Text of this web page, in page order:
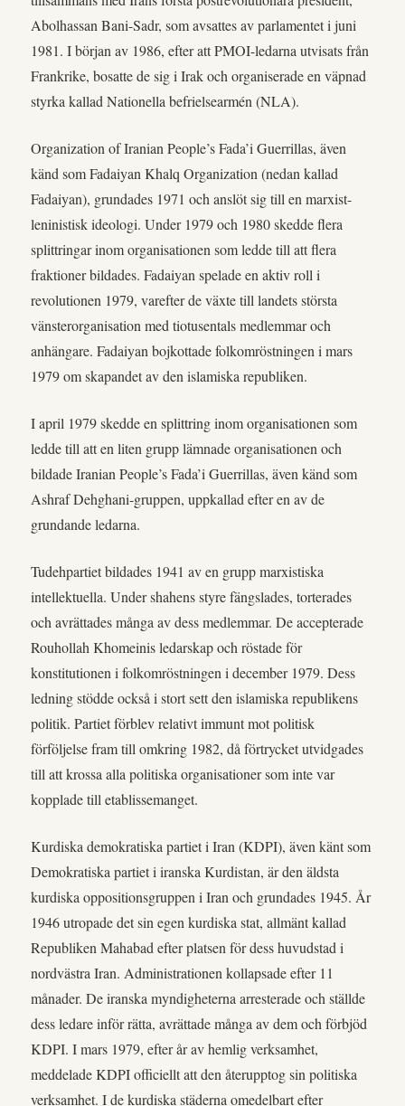
Abolhassan Bani-Sadr, som avsattes av parlamentet i juni
1981. I början av 1986, efter att PMOI-ledarna utvisats från
Frankrike, bosatte de sig i Irak och organiserade en väpnad
styrka kallad Nationella befrielsearmén (NLA).
Organization of Iranian People’s Fada’i Guerrillas, även
känd som Fadaiyan Khalq Organization (nedan kallad
Fadaiyan), grundades 1971 och anslöt sig till en marxist-
leninistisk ideologi. Under 1979 och 1980 skedde flera
splittringar inom organisationen som ledde till att flera
fraktioner bildades. Fadaiyan spelade en aktiv roll i
revolutionen 1979, varefter de växte till landets största
vänsterorganisation med tiotusentals medlemmar och
anhängare. Fadaiyan bojkottade folkomröstningen i mars
1979 om skapandet av den islamiska republiken.
I april 1979 skedde en splittring inom organisationen som
ledde till att en liten grupp lämnade organisationen och
bildade Iranian People’s Fada’i Guerrillas, även känd som
Ashraf Dehghani-gruppen, uppkallad efter en av de
grundande ledarna.
Tudehpartiet bildades 1941 av en grupp marxistiska
intellektuella. Under shahens styre fängslades, torterades
och avrättades många av dess medlemmar. De accepterade
Rouhollah Khomeinis ledarskap och röstade för
konstitutionen i folkomröstningen i december 1979. Dess
ledning stödde också i stort sett den islamiska republikens
politik. Partiet förblev relativt immunt mot politisk
förföljelse fram till omkring 1982, då förtrycket utvidgades
till att krossa alla politiska organisationer som inte var
kopplade till etablissemanget.
Kurdiska demokratiska partiet i Iran (KDPI), även känt som
Demokratiska partiet i iranska Kurdistan, är den äldsta
kurdiska oppositionsgruppen i Iran och grundades 1945. År
1946 utropade det sin egen kurdiska stat, allmänt kallad
Republiken Mahabad efter platsen för dess huvudstad i
nordvästra Iran. Administrationen kollapsade efter 11
månader. De iranska myndigheterna arresterade och ställde
dess ledare inför rätta, avrättade många av dem och förbjöd
KDPI. I mars 1979, efter år av hemlig verksamhet,
meddelade KDPI officiellt att den återupptog sin politiska
verksamhet. I de kurdiska städerna omedelbart efter